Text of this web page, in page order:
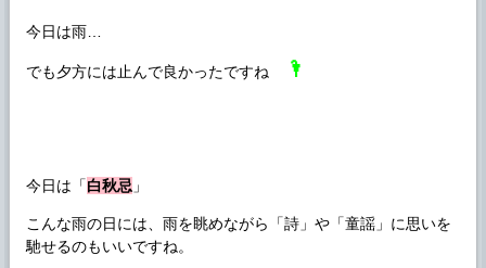
今日は雨…
でも夕方には止んで良かったですね 🌂
今日は「白秋忌 」
こんな雨の日には、雨を眺めながら「詩」や「童謡」に思いを
馳せるのもいいですね。